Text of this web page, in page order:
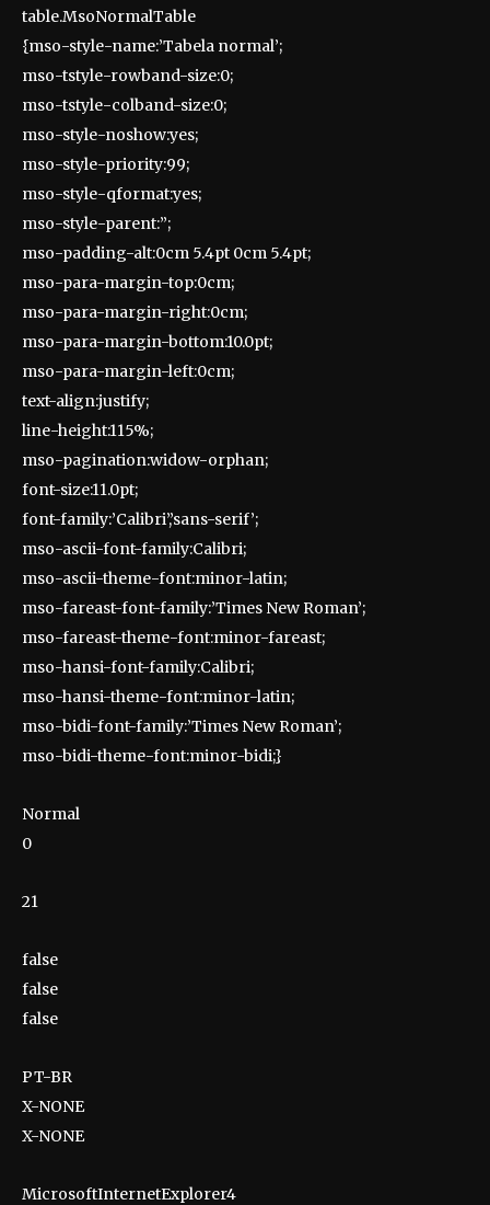
table.MsoNormalTable
{mso-style-name:’Tabela normal’;
mso-tstyle-rowband-size:0;
mso-tstyle-colband-size:0;
mso-style-noshow:yes;
mso-style-priority:99;
mso-style-qformat:yes;
mso-style-parent:”;
mso-padding-alt:0cm 5.4pt 0cm 5.4pt;
mso-para-margin-top:0cm;
mso-para-margin-right:0cm;
mso-para-margin-bottom:10.0pt;
mso-para-margin-left:0cm;
text-align:justify;
line-height:115%;
mso-pagination:widow-orphan;
font-size:11.0pt;
font-family:’Calibri’,’sans-serif’;
mso-ascii-font-family:Calibri;
mso-ascii-theme-font:minor-latin;
mso-fareast-font-family:’Times New Roman’;
mso-fareast-theme-font:minor-fareast;
mso-hansi-font-family:Calibri;
mso-hansi-theme-font:minor-latin;
mso-bidi-font-family:’Times New Roman’;
mso-bidi-theme-font:minor-bidi;}
Normal
0
21
false
false
false
PT-BR
X-NONE
X-NONE
MicrosoftInternetExplorer4